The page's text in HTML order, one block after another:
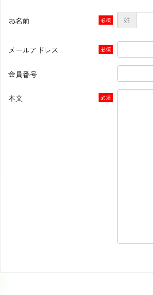
お名前 姓
メールアドレス
会員番号
本文